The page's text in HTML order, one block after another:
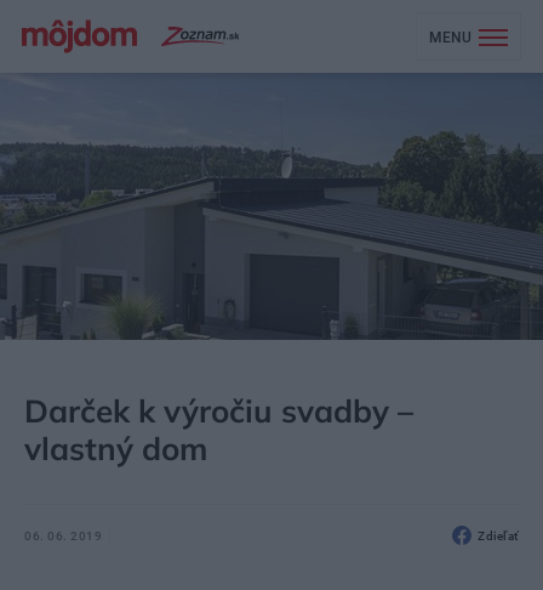
MENU
Darček k výročiu svadby –
vlastný dom
06. 06. 2019 Zdieľať